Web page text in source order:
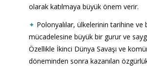
olarak katılmaya büyük önem verir.
✦ Polonyalılar, ülkelerinin tarihine ve
mücadelesine büyük bir gurur ve
Özellikle İkinci Dünya Savaşı ve
döneminden sonra kazanılan